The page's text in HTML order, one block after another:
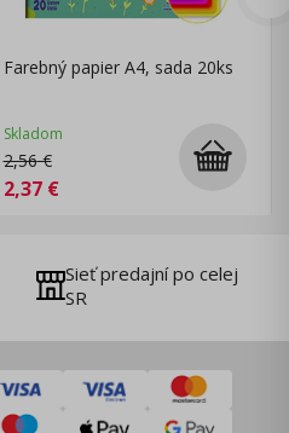
Farebný papier A4, sada 20ks
Skladom
2,56€
2,37€
Sieť predajní po celej
SR